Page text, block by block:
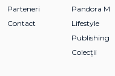
Parteneri
Contact
Pandora M
Lifestyle
Publishing
Colecții